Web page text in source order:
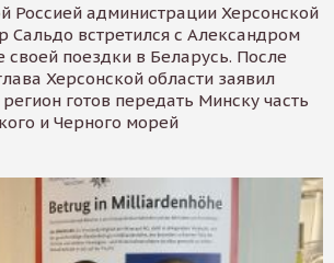
Россией администрации Херсонской
Сальдо встретился с Александром
поездки в Беларусь. После
Херсонской области заявил
готов передать Минску часть
и Черного морей